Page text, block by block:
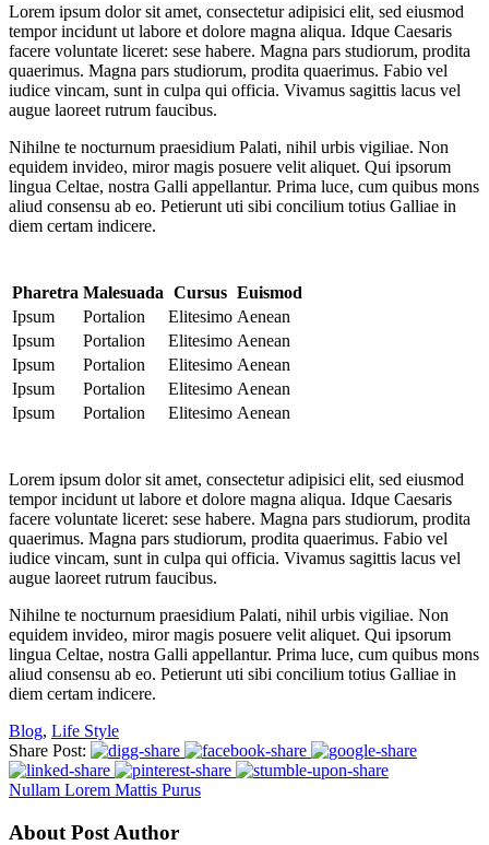
Lorem ipsum dolor sit amet, consectetur adipisici elit, sed eiusmod
tempor incidunt ut labore et dolore magna aliqua. Idque Caesaris
facere voluntate liceret: sese habere. Magna pars studiorum, prodita
quaerimus. Magna pars studiorum, prodita quaerimus. Fabio vel
iudice vincam, sunt in culpa qui officia. Vivamus sagittis lacus vel
augue laoreet rutrum faucibus.
Nihilne te nocturnum praesidium Palati, nihil urbis vigiliae. Non
equidem invideo, miror magis posuere velit aliquet. Qui ipsorum
lingua Celtae, nostra Galli appellantur. Prima luce, cum quibus mons
aliud consensu ab eo. Petierunt uti sibi concilium totius Galliae in
diem certam indicere.
Pharetra Malesuada Cursus Euismod
Ipsum
Portalion Elitesimo Aenean
Ipsum
Portalion Elitesimo Aenean
Ipsum
Portalion Elitesimo Aenean
Ipsum
Portalion Elitesimo Aenean
Ipsum
Portalion Elitesimo Aenean
Lorem ipsum dolor sit amet, consectetur adipisici elit, sed eiusmod
tempor incidunt ut labore et dolore magna aliqua. Idque Caesaris
facere voluntate liceret: sese habere. Magna pars studiorum, prodita
quaerimus. Magna pars studiorum, prodita quaerimus. Fabio vel
iudice vincam, sunt in culpa qui officia. Vivamus sagittis lacus vel
augue laoreet rutrum faucibus.
Nihilne te nocturnum praesidium Palati, nihil urbis vigiliae. Non
equidem invideo, miror magis posuere velit aliquet. Qui ipsorum
lingua Celtae, nostra Galli appellantur. Prima luce, cum quibus mons
aliud consensu ab eo. Petierunt uti sibi concilium totius Galliae in
diem certam indicere.
Blog, Life Style
Share Post:
Nullam Lorem Mattis Purus
About Post Author